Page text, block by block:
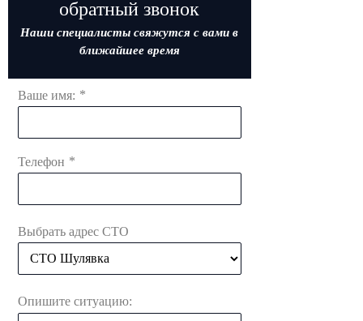
обратный звонок
Наши специалисты свяжутся с вами в
ближайшее время
Ваше имя: *
Телефон *
Выбрать адрес СТО
Опишите ситуацию: